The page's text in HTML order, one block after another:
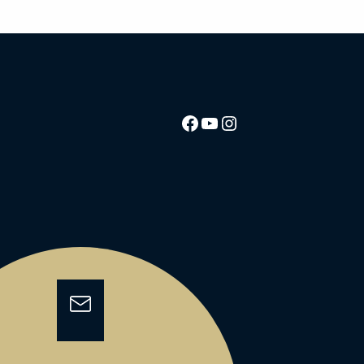
Facebook
YouTube
Instagram